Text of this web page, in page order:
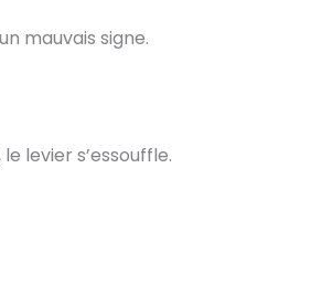
mauvais signe.
levier s’essouffle.